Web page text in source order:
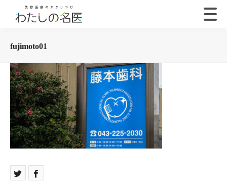
fujimoto01